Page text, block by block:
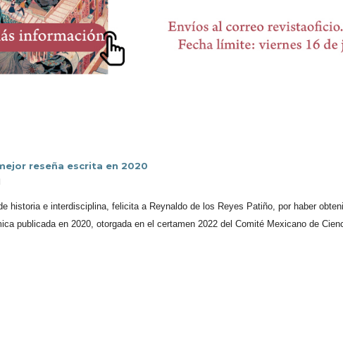
reseña escrita en 2020
historia e interdisciplina, felicita a Reynaldo de los Reyes Patiño, por haber
publicada en 2020, otorgada en el certamen 2022 del Comité Mexicano de